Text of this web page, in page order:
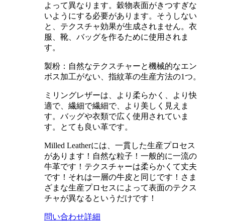
よって異なります。穀物表面がきつすぎな
いようにする必要があります。そうしない
と、テクスチャ効果が生成されません。衣
服、靴、バッグを作るために使用されま
す。
製粉：自然なテクスチャーと機械的なエン
ボス加工がない、指紋革の生産方法の1つ。
ミリングレザーは、より柔らかく、より快
適で、繊細で繊細で、より美しく見えま
す。バッグや衣類で広く使用されていま
す。とても良い革です。
Milled Leatherには、一貫した生産プロセス
があります！自然な粒子！一般的に一流の
牛革です！テクスチャーは柔らかくて丈夫
です！それは一層の牛皮と同じです！さま
ざまな生産プロセスによって表面のテクス
チャが異なるというだけです！
問い合わせ詳細